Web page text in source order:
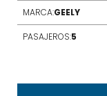
MARCA:GEELY
PASAJEROS:5